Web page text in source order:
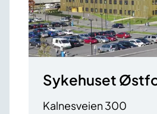
Sykehuset
Kalnesveien 300